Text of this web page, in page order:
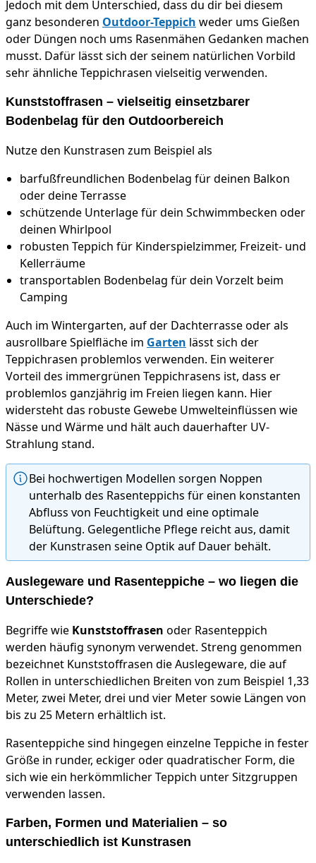
Jedoch mit dem Unterschied, dass du dir bei diesem
ganz besonderen Outdoor-Teppich weder ums Gießen
oder Düngen noch ums Rasenmähen Gedanken machen
musst. Dafür lässt sich der seinem natürlichen Vorbild
sehr ähnliche Teppichrasen vielseitig verwenden.
Kunststoffrasen – vielseitig einsetzbarer
Bodenbelag für den Outdoorbereich
Nutze den Kunstrasen zum Beispiel als
barfußfreundlichen Bodenbelag für deinen Balkon
oder deine Terrasse
schützende Unterlage für dein Schwimmbecken oder
deinen Whirlpool
robusten Teppich für Kinderspielzimmer, Freizeit- und
Kellerräume
transportablen Bodenbelag für dein Vorzelt beim
Camping
Auch im Wintergarten, auf der Dachterrasse oder als
ausrollbare Spielfläche im Garten lässt sich der
Teppichrasen problemlos verwenden. Ein weiterer
Vorteil des immergrünen Teppichrasens ist, dass er
problemlos ganzjährig im Freien liegen kann. Hier
widersteht das robuste Gewebe Umwelteinflüssen wie
Nässe und Wärme und hält auch dauerhafter UV-
Strahlung stand.
Bei hochwertigen Modellen sorgen Noppen
unterhalb des Rasenteppichs für einen konstanten
Abfluss von Feuchtigkeit und eine optimale
Belüftung. Gelegentliche Pflege reicht aus, damit
der Kunstrasen seine Optik auf Dauer behält.
Auslegeware und Rasenteppiche – wo liegen die
Unterschiede?
Begriffe wie Kunststoffrasen oder Rasenteppich
werden häufig synonym verwendet. Streng genommen
bezeichnet Kunststoffrasen die Auslegeware, die auf
Rollen in unterschiedlichen Breiten von zum Beispiel 1,33
Meter, zwei Meter, drei und vier Meter sowie Längen von
bis zu 25 Metern erhältlich ist.
Rasenteppiche sind hingegen einzelne Teppiche in fester
Größe in runder, eckiger oder quadratischer Form, die
sich wie ein herkömmlicher Teppich unter Sitzgruppen
verwenden lassen.
Farben, Formen und Materialien – so
unterschiedlich ist Kunstrasen